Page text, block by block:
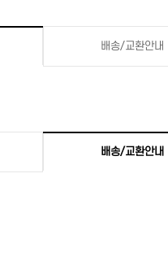
배송/교환안내
배송/교환안내